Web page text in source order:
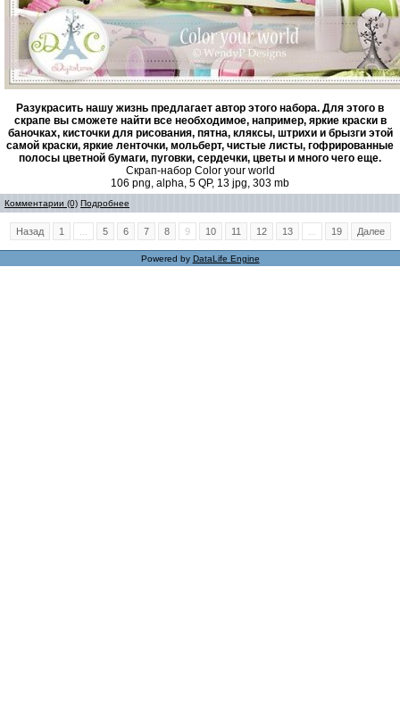
Разукрасить нашу жизнь предлагает автор этого набора. Для этого в
скрапе вы сможете найти все необходимое, например, яркие краски в
баночках, кисточки для рисования, пятна, кляксы, штрихи и брызги этой
самой краски, яркие ленточки, мольберт, чистые листы, гофрированные
полосы цветной бумаги, пуговки, сердечки, цветы и много чего еще.
Скрап-набор Color your world
106 png, alpha, 5 QP, 13 jpg, 303 mb
Комментарии (0) Подробнее
Назад 1 5 6 7 8 9 10 11 12 13 19 Далее
Powered by DataLife Engine